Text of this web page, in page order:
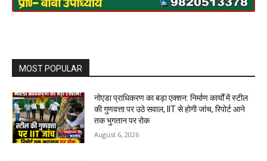
MOST POPULAR
नोएडा प्राधिकरण का बड़ा एक्शन: निर्माण कार्यों में स्टील
की गुणवत्ता पर उठे सवाल, IIT से होगी जांच, रिपोर्ट आने
तक भुगतान पर रोक
August 6, 2026